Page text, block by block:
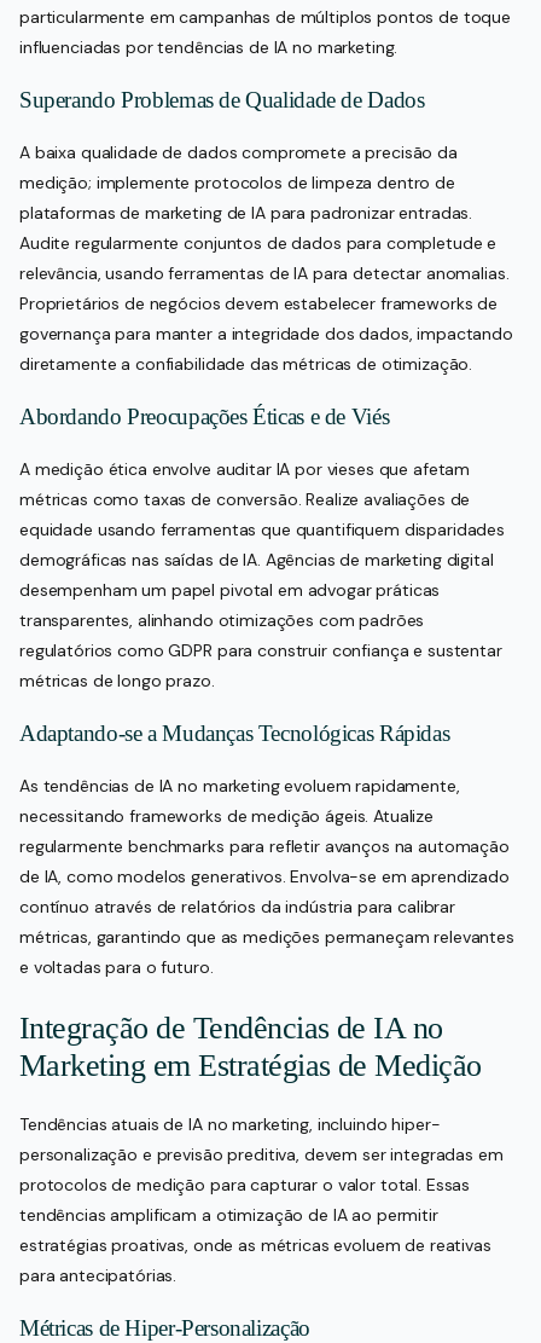
particularmente em campanhas de múltiplos pontos de toque
influenciadas por tendências de IA no marketing.
Superando Problemas de Qualidade de Dados
A baixa qualidade de dados compromete a precisão da
medição; implemente protocolos de limpeza dentro de
plataformas de marketing de IA para padronizar entradas.
Audite regularmente conjuntos de dados para completude e
relevância, usando ferramentas de IA para detectar anomalias.
Proprietários de negócios devem estabelecer frameworks de
governança para manter a integridade dos dados, impactando
diretamente a confiabilidade das métricas de otimização.
Abordando Preocupações Éticas e de Viés
A medição ética envolve auditar IA por vieses que afetam
métricas como taxas de conversão. Realize avaliações de
equidade usando ferramentas que quantifiquem disparidades
demográficas nas saídas de IA. Agências de marketing digital
desempenham um papel pivotal em advogar práticas
transparentes, alinhando otimizações com padrões
regulatórios como GDPR para construir confiança e sustentar
métricas de longo prazo.
Adaptando-se a Mudanças Tecnológicas Rápidas
As tendências de IA no marketing evoluem rapidamente,
necessitando frameworks de medição ágeis. Atualize
regularmente benchmarks para refletir avanços na automação
de IA, como modelos generativos. Envolva-se em aprendizado
contínuo através de relatórios da indústria para calibrar
métricas, garantindo que as medições permaneçam relevantes
e voltadas para o futuro.
Integração de Tendências de IA no
Marketing em Estratégias de Medição
Tendências atuais de IA no marketing, incluindo hiper-
personalização e previsão preditiva, devem ser integradas em
protocolos de medição para capturar o valor total. Essas
tendências amplificam a otimização de IA ao permitir
estratégias proativas, onde as métricas evoluem de reativas
para antecipatórias.
Métricas de Hiper-Personalização